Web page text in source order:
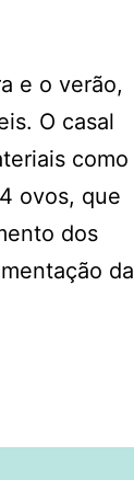
e o verão,
O casal
como
ovos, que
dos
da